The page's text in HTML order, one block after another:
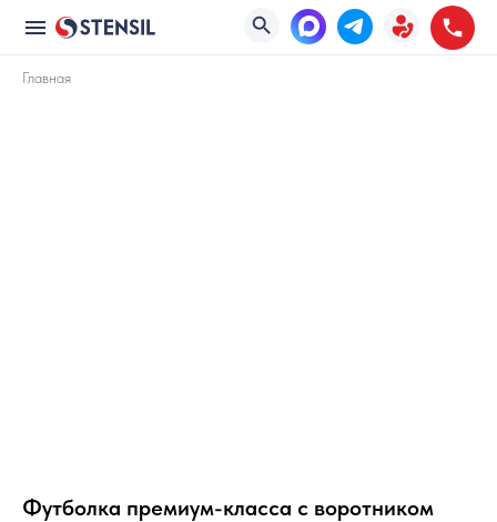
Главная
Футболка премиум-класса с воротником